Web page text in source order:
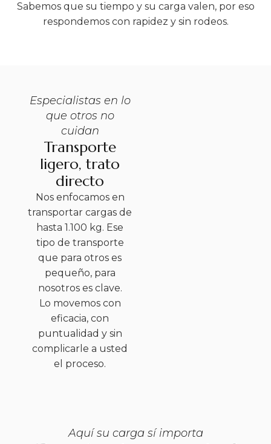
Sabemos que su tiempo y su carga valen, por eso
respondemos con rapidez y sin rodeos.
Especialistas en lo
que otros no
cuidan
Transporte
ligero, trato
directo
Nos enfocamos en
transportar cargas de
hasta 1.100 kg. Ese
tipo de transporte
que para otros es
pequeño, para
nosotros es clave.
Lo movemos con
eficacia, con
puntualidad y sin
complicarle a usted
el proceso.
Aquí su carga sí importa